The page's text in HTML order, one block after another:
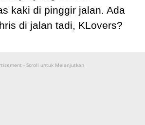
kaki di pinggir jalan. Ada
di jalan tadi, KLovers?
- Scroll untuk Melanjutkan